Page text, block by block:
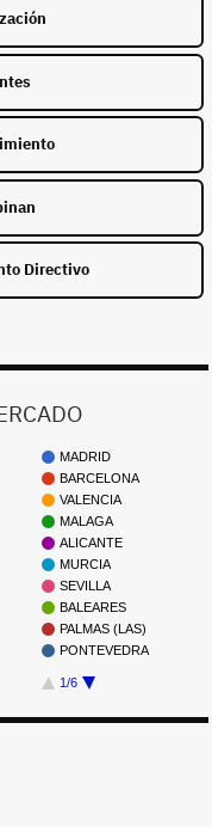
Directivo
MADRID
BARCELONA
VALENCIA
MALAGA
ALICANTE
MURCIA
SEVILLA
BALEARES
PALMAS (LAS)
PONTEVEDRA
1/6